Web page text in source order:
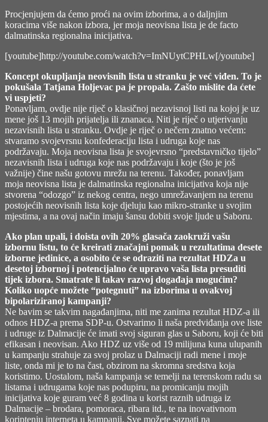
Procjenjujem da ćemo proći na ovim izborima, a o daljnjim
koracima više nakon izbora, jer moja neovisna lista je de facto
dalmatinska regionalna inicijativa.
[youtube]http://youtube.com/watch?v=ImNUytCPHLw[/youtube]
Koncept okupljanja neovisnih lista u stranku je već viđen. To je
pokušala Tatjana Holjevac pa je propala. Zašto mislite da ćete
vi uspjeti?
Ponavljam, ovdje nije riječ o klasičnoj nezavisnoj listi na kojoj je uz
mene još 13 mojih prijatelja ili znanaca. Niti je riječ o utjerivanju
nezavisnih lista u stranku. Ovdje je riječ o nečem znatno većem:
stvaramo svojevrsnu konfederaciju lista i udruga koje nas
podržavaju. Moja neovisna lista je svojevrsno “predstavničko tijelo”
nezavisnih lista i udruga koje nas podržavaju i koje (što je još
važnije) čine našu gotovu mrežu na terenu. Također, ponavljam
moja neovisna lista je dalmatinska regionalna inicijativa koja nije
stvorena “odozgo” iz nekog centra, nego umrežavanjem na terenu
postojećih neovisnih lista koje djeluju kao mikro-stranke u svojim
mjestima, a na ovaj način imaju šansu dobiti svoje ljude u Saboru.
Ako plan upali, i doista ovih 20% glasača zaokruži vašu
izbornu listu, to će kreirati značajni pomak u rezultatima desete
izborne jedinice, a osobito će se odraziti na rezultat HDZa u
desetoj izbornoj i potencijalno će upravo vaša lista presuditi
tijek izbora. Smatrate li takav razvoj događaja mogućim?
Koliko uopće možete “potegnuti” na izborima u ovakvoj
bipolariziranoj kampanji?
Ne bavim se takvim nagađanjima, niti me zanima rezultat HDZ-a ili
odnos HDZ-a prema SDP-u. Ostvarimo li naša predviđanja ove liste
i udruge iz Dalmacije će imati svoj siguran glas u Saboru, koji će biti
efikasan i neovisan. Ako HDZ uz više od 19 milijuna kuna ulupanih
u kampanju strahuje za svoj prolaz u Dalmaciji radi mene i moje
liste, onda mi je to na čast, obzirom na skromna sredstva koja
koristimo. Uostalom, naša kampanja se temelji na terenskom radu sa
listama i udrugama koje nas podupiru, na promicanju mojih
inicijativa koje guram već 8 godina u korist raznih udruga iz
Dalmacije – brodara, pomoraca, ribara itd., te na inovativnom
koriptenju interneta u kampanji. Sve možete saznati na